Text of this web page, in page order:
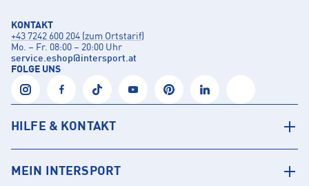
KONTAKT
+43 7242 600 204 (zum Ortstarif)
Mo. – Fr. 08:00 – 20:00 Uhr
service.eshop@intersport.at
FOLGE UNS
HILFE & KONTAKT
MEIN INTERSPORT